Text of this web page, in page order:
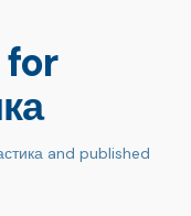
and published